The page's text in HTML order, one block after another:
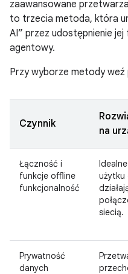
zaawansowane
to trzecia metoda, która
AI” przez udostępnienie
agentowy.
Przy wyborze metody weź
Czynnik
na
Łączność i
funkcje offline
funkcjonalność
użytku
siecią.
Prywatność
danych